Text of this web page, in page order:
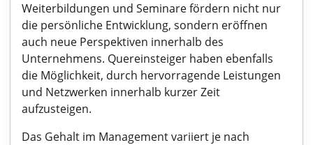
Weiterbildungen und Seminare fördern nicht nur
die persönliche Entwicklung, sondern eröffnen
auch neue Perspektiven innerhalb des
Unternehmens. Quereinsteiger haben ebenfalls
die Möglichkeit, durch hervorragende Leistungen
und Netzwerken innerhalb kurzer Zeit
aufzusteigen.
Das Gehalt im Management variiert je nach